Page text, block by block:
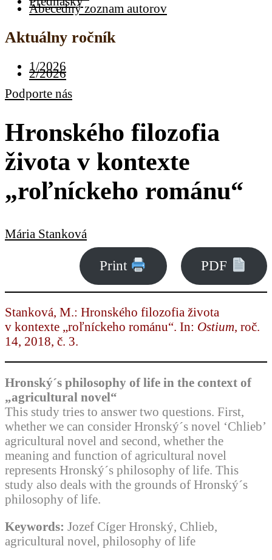
Abecedný zoznam autorov
Aktuálny ročník
1/2026
2/2026
Podporte nás
Hronského filozofia
života v kontexte
„roľníckeho románu“
Mária Stanková
Print PDF
Stanková, M.: Hronského filozofia života
v kontexte „roľníckeho románu“. In: Ostium, roč.
14, 2018, č. 3.
Hronský´s philosophy of life in the context of
„agricultural novel“
This study tries to answer two questions. First,
whether we can consider Hronský´s novel ‘Chlieb’
agricultural novel and second, whether the
meaning and function of agricultural novel
represents Hronský´s philosophy of life. This
study also deals with the grounds of Hronský´s
philosophy of life.
Keywords: Jozef Cíger Hronský, Chlieb,
agricultural novel, philosophy of life